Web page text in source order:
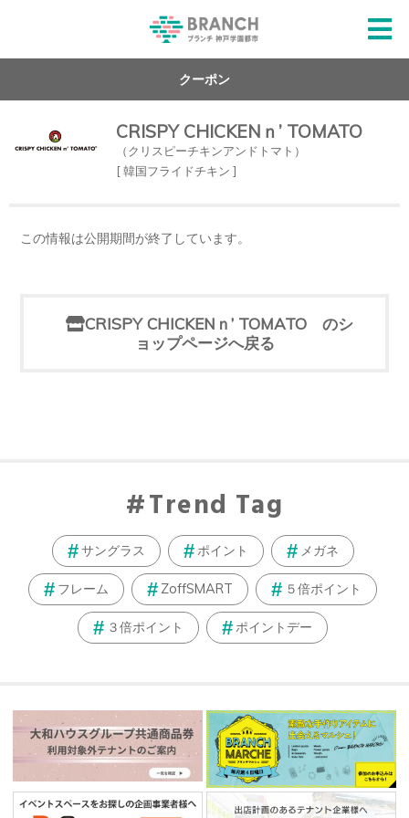
クーポン
CRISPY CHICKENｎ’ TOMATO
（クリスピーチキンアンドトマト）
[ 韓国フライドチキン ]
この情報は公開期間が終了しています。
CRISPY CHICKENｎ’ TOMATO のシ
ョップページへ戻る
Trend Tag
サングラス ポイント メガネ
フレーム ZoffSMART ５倍ポイント
３倍ポイント ポイントデー